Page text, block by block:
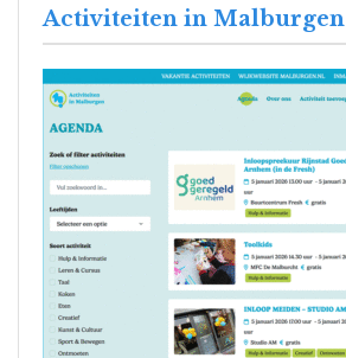
Activiteiten in Malburgen